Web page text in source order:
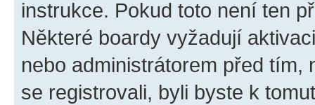
instrukce. Pokud toto není ten
Některé boardy vyžadují
nebo administrátorem před tím,
se registrovali, byli byste k